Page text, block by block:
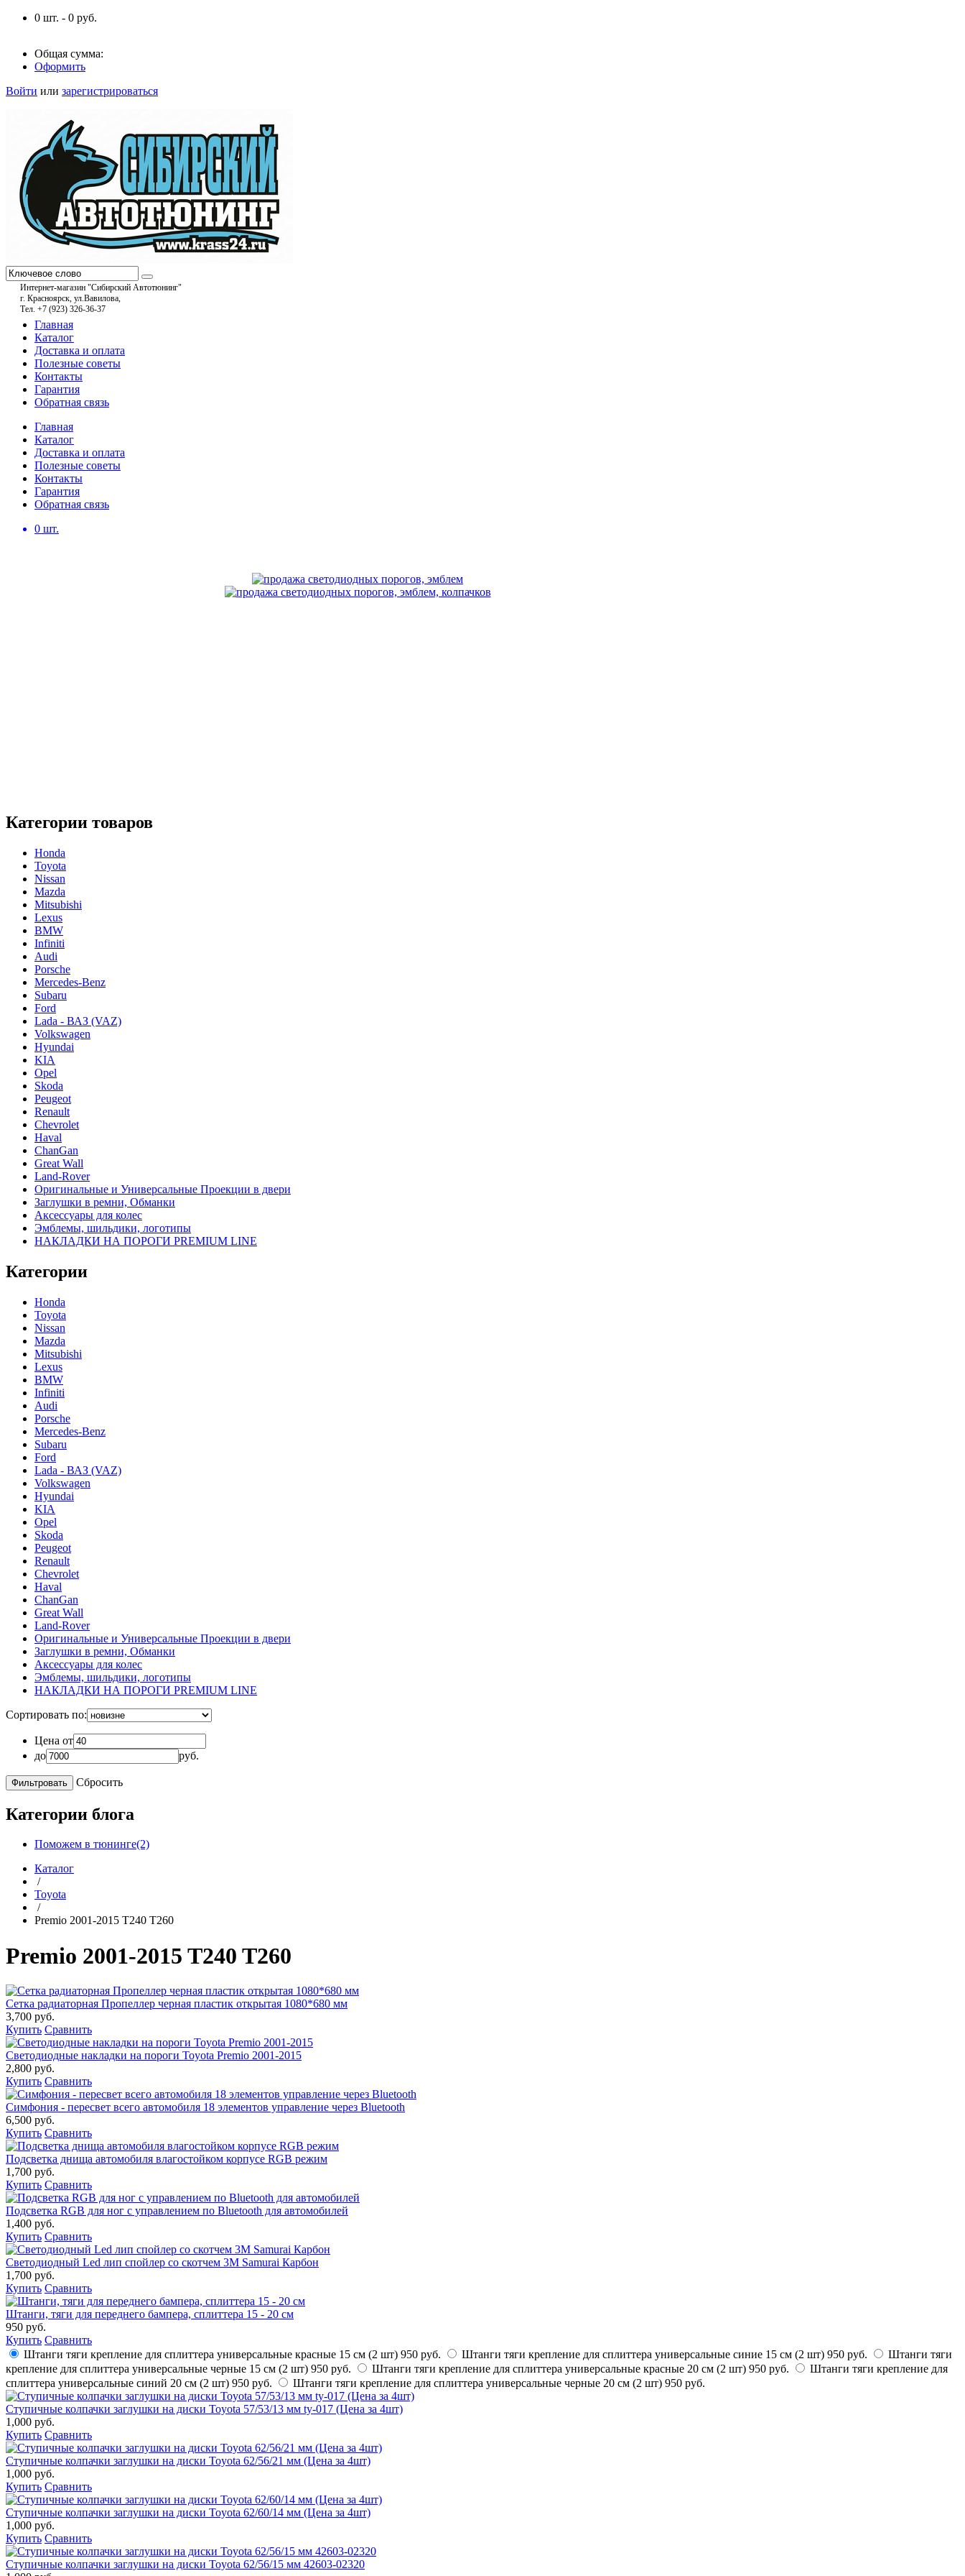
0 шт. - 0 руб.
Общая сумма:
Оформить
Войти или зарегистрироваться
Интернет-магазин "Сибирский Автотюнинг"
г. Красноярск, ул.Вавилова,
Тел. +7 (923) 326-36-37
Главная
Каталог
Доставка и оплата
Полезные советы
Контакты
Гарантия
Обратная связь
Главная
Каталог
Доставка и оплата
Полезные советы
Контакты
Гарантия
Обратная связь
0 шт.
Категории товаров
Honda
Toyota
Nissan
Mazda
Mitsubishi
Lexus
BMW
Infiniti
Audi
Porsche
Mercedes-Benz
Subaru
Ford
Lada - ВАЗ (VAZ)
Volkswagen
Hyundai
KIA
Opel
Skoda
Peugeot
Renault
Chevrolet
Haval
ChanGan
Great Wall
Land-Rover
Оригинальные и Универсальные Проекции в двери
Заглушки в ремни, Обманки
Аксессуары для колес
Эмблемы, шильдики, логотипы
НАКЛАДКИ НА ПОРОГИ PREMIUM LINE
Категории
Honda
Toyota
Nissan
Mazda
Mitsubishi
Lexus
BMW
Infiniti
Audi
Porsche
Mercedes-Benz
Subaru
Ford
Lada - ВАЗ (VAZ)
Volkswagen
Hyundai
KIA
Opel
Skoda
Peugeot
Renault
Chevrolet
Haval
ChanGan
Great Wall
Land-Rover
Оригинальные и Универсальные Проекции в двери
Заглушки в ремни, Обманки
Аксессуары для колес
Эмблемы, шильдики, логотипы
НАКЛАДКИ НА ПОРОГИ PREMIUM LINE
Сортировать по:
Цена от
до
руб.
Сбросить
Категории блога
Поможем в тюнинге(2)
Каталог
/
Toyota
/
Premio 2001-2015 T240 T260
Premio 2001-2015 T240 T260
Сетка радиаторная Пропеллер черная пластик открытая 1080*680 мм
3,700 руб.
Купить Сравнить
Светодиодные накладки на пороги Toyota Premio 2001-2015
2,800 руб.
Купить Сравнить
Симфония - пересвет всего автомобиля 18 элементов управление через Bluetooth
6,500 руб.
Купить Сравнить
Подсветка днища автомобиля влагостойком корпусе RGB режим
1,700 руб.
Купить Сравнить
Подсветка RGB для ног с управлением по Bluetooth для автомобилей
1,400 руб.
Купить Сравнить
Светодиодный Led лип спойлер со скотчем 3М Samurai Карбон
1,700 руб.
Купить Сравнить
Штанги, тяги для переднего бампера, сплиттера 15 - 20 см
950 руб.
Купить Сравнить
Штанги тяги крепление для сплиттера универсальные красные 15 см (2 шт) 950 руб. Штанги тяги крепление для сплиттера универсальные синие 15 см (2 шт) 950 руб.
Штанги тяги
крепление для сплиттера универсальные черные 15 см (2 шт) 950 руб. Штанги тяги крепление для сплиттера универсальные красные 20 см (2 шт) 950 руб.
Штанги тяги крепление для
сплиттера универсальные синий 20 см (2 шт) 950 руб. Штанги тяги крепление для сплиттера универсальные черные 20 см (2 шт) 950 руб.
Ступичные колпачки заглушки на диски Toyota 57/53/13 мм ty-017 (Цена за 4шт)
1,000 руб.
Купить Сравнить
Ступичные колпачки заглушки на диски Toyota 62/56/21 мм (Цена за 4шт)
1,000 руб.
Купить Сравнить
Ступичные колпачки заглушки на диски Toyota 62/60/14 мм (Цена за 4шт)
1,000 руб.
Купить Сравнить
Ступичные колпачки заглушки на диски Toyota 62/56/15 мм 42603-02320